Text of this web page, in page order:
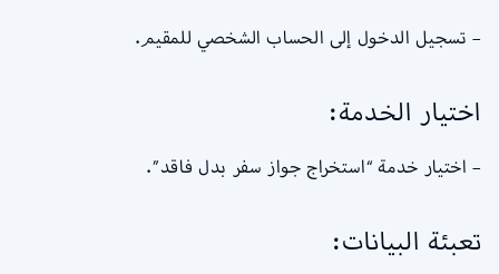
– تسجيل الدخول إلى الحساب الشخصي للمقيم.
اختيار الخدمة:
– اختيار خدمة “استخراج جواز سفر بدل فاقد”.
تعبئة البيانات: